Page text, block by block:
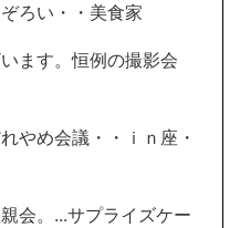
ろい・・美食家
ます。恒例の撮影会
やめ会議・・ｉｎ座・
会。...サプライズケー